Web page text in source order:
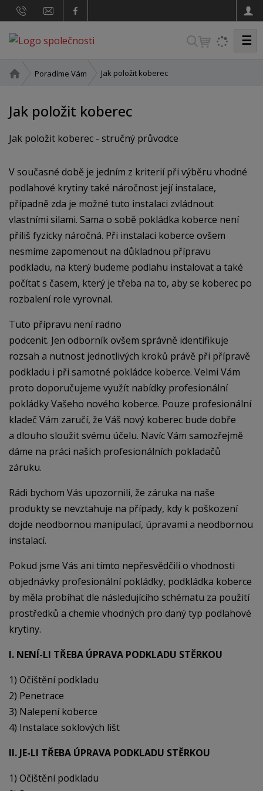
V
☰
v
d
í
r
a
n
Poradíme Vám Jak položit koberec
Jak položit koberec
Jak položit koberec - stručný průvodce
V současné době je jedním z kriterií při výběru vhodné
podlahové krytiny také náročnost její instalace,
případně zda je možné tuto instalaci zvládnout
vlastními silami. Sama o sobě pokládka koberce není
příliš fyzicky náročná. Při instalaci koberce ovšem
nesmíme zapomenout na důkladnou přípravu
podkladu, na který budeme podlahu instalovat a také
počítat s časem, který je třeba na to, aby se koberec po
rozbalení role vyrovnal.
Tuto přípravu není radno
podcenit. Jen odborník ovšem správně identifikuje
rozsah a nutnost jednotlivých kroků právě při přípravě
podkladu i při samotné pokládce koberce. Velmi Vám
proto doporučujeme využít nabídky profesionální
pokládky Vašeho nového koberce. Pouze profesionální
kladeč Vám zaručí, že Váš nový koberec bude dobře
a dlouho sloužit svému účelu. Navíc Vám samozřejmě
dáme na práci našich profesionálních pokladačů
záruku.
Rádi bychom Vás upozornili, že záruka na naše
produkty se nevztahuje na případy, kdy k poškození
dojde neodbornou manipulací, úpravami a neodbornou
instalací.
Pokud jsme Vás ani tímto nepřesvědčili o vhodnosti
objednávky profesionální pokládky, podkládka koberce
by měla probíhat dle následujícího schématu za použití
prostředků a chemie vhodných pro daný typ podlahové
krytiny.
I. NENÍ-LI TŘEBA ÚPRAVA PODKLADU STĚRKOU
1) Očištění podkladu
2) Penetrace
3) Nalepení koberce
4) Instalace soklových lišt
II. JE-LI TŘEBA ÚPRAVA PODKLADU STĚRKOU
1) Očištění podkladu